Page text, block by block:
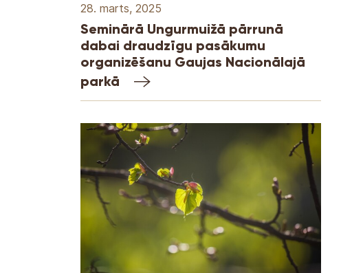
28. marts, 2025
Seminārā Ungurmuižā pārrunā
dabai draudzīgu pasākumu
organizēšanu Gaujas Nacionālajā
parkā